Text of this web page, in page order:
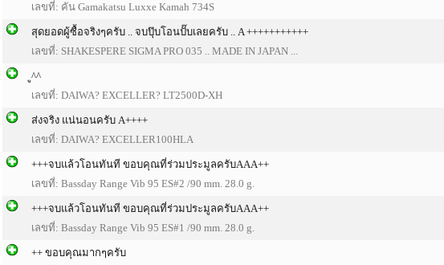
เลขที่: คัน Gamakatsu Luxxe Kamah 734S
สุดยอดผู้ซื้อจริงๆครับ .. จบปุ๊บโอนปั๊บเลยครับ .. A +++++++++++
เลขที่: SHAKESPERE SIGMA PRO 035 .. MADE IN JAPAN ...
ู^^
เลขที่: DAIWA? EXCELLER? LT2500D-XH
ส่งจริง แน่นอนครับ A++++
เลขที่: DAIWA? EXCELLER100HLA
+++จบแล้วโอนทันที ขอบคุณที่ร่วมประมูลครับAAA++
เลขที่: Bassday Range Vib 95 ES#2 /90 mm. 28.0 g.
+++จบแล้วโอนทันที ขอบคุณที่ร่วมประมูลครับAAA++
เลขที่: Bassday Range Vib 95 ES#1 /90 mm. 28.0 g.
++ ขอบคุณมากๆครับ